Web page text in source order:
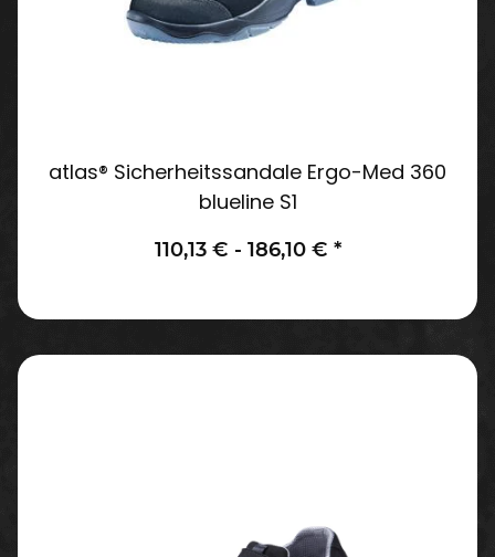
atlas® Sicherheitssandale Ergo-Med 360
blueline S1
110,13 € - 186,10 € *